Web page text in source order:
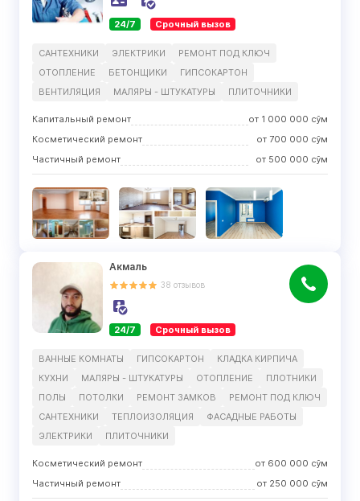
24/7 Срочный вызов
САНТЕХНИКИ ЭЛЕКТРИКИ
РЕМОНТ ПОД КЛЮЧ
ОТОПЛЕНИЕ
БЕТОНЩИКИ
ГИПСОКАРТОН
ВЕНТИЛЯЦИЯ
МАЛЯРЫ - ШТУКАТУРЫ ПЛИТОЧНИКИ
Капитальный ремонт от 1 000 000 сўм
Косметический ремонт
от 700 000 сўм
Частичный ремонт
от 500 000 сўм
Акмаль
38 отзывов
24/7 Срочный вызов
ВАННЫЕ КОМНАТЫ ГИПСОКАРТОН
КЛАДКА КИРПИЧА
КУХНИ
МАЛЯРЫ - ШТУКАТУРЫ ОТОПЛЕНИЕ
ПЛОТНИКИ
ПОЛЫ
ПОТОЛКИ РЕМОНТ ЗАМКОВ
РЕМОНТ ПОД КЛЮЧ
САНТЕХНИКИ
ТЕПЛОИЗОЛЯЦИЯ
ФАСАДНЫЕ РАБОТЫ
ЭЛЕКТРИКИ
ПЛИТОЧНИКИ
Косметический ремонт от 600 000 сўм
Частичный ремонт
от 250 000 сўм